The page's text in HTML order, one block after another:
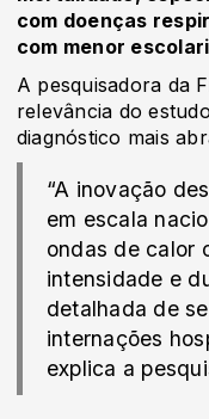
com doenças
com menor
A pesquisadora da
relevância do
diagnóstico mais
“A inovação
em escala
ondas de calor
intensidade e
detalhada de
internações
explica a